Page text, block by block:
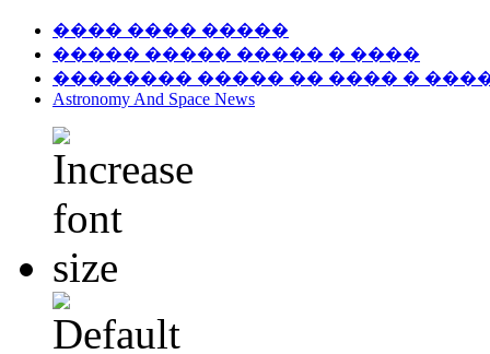
���� ���� �����
����� ����� ����� � ����
�������� ����� �� ���� �
Astronomy And Space News